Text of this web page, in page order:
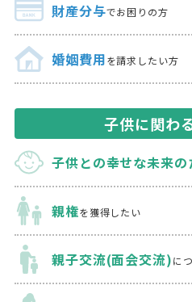
財産分与でお困りの方
婚姻費用を請求したい方
子供に関わ
子供との幸せな未来の
親権を獲得したい
親子交流(面会交流)に